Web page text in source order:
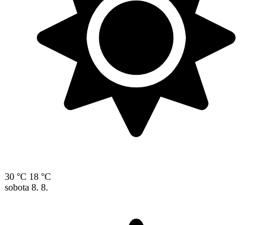
30 °C 18 °C
sobota 8. 8.